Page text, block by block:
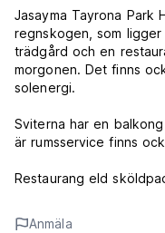
Jasayma Tayrona Park
regnskogen, som
trädgård och en
morgonen. Det finns
solenergi.
Sviterna har en
är rumsservice finns
Restaurang eld
begäran.
Anmäla